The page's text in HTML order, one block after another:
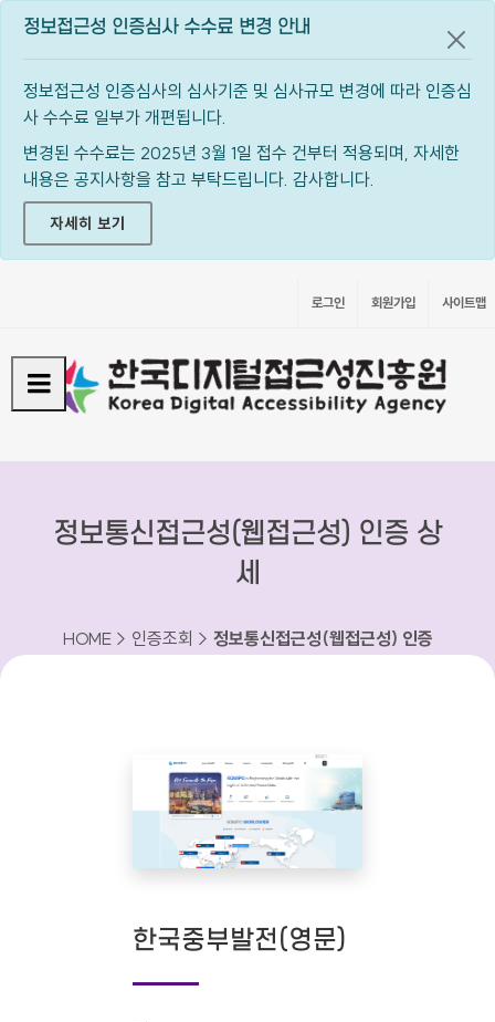
정보접근성 인증심사 수수료 변경 안내
정보접근성 인증심사의 심사기준 및 심사규모 변경에 따라 인증심
사 수수료 일부가 개편됩니다.
변경된 수수료는 2025년 3월 1일 접수 건부터 적용되며, 자세한
내용은 공지사항을 참고 부탁드립니다. 감사합니다.
자세히 보기
공지
로그인 회원가입 사이트맵
정보통신접근성(웹접근성) 인증 상
세
HOME > 인증조회 > 정보통신접근성(웹접근성) 인증
한국중부발전(영문)